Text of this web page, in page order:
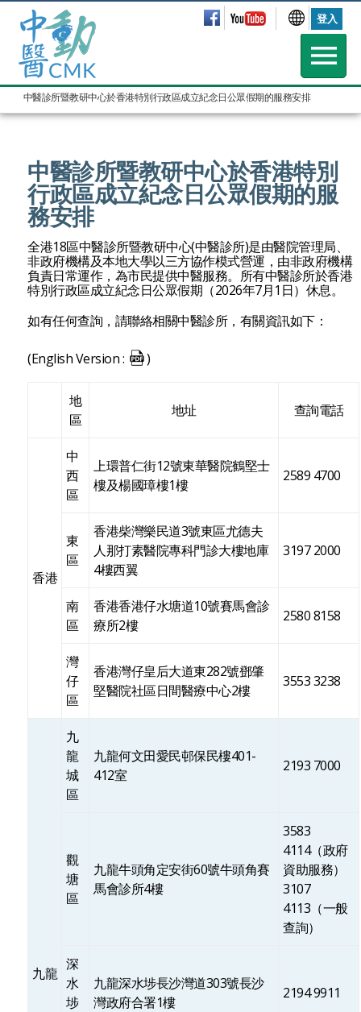
登入
中醫診所暨教研中心於香港特別行政區成立紀念日公眾假期的服務安排
中醫診所暨教研中心於香港特別
行政區成立紀念日公眾假期的服
務安排
全港18區中醫診所暨教研中心(中醫診所)是由醫院管理局、
非政府機構及本地大學以三方協作模式營運，由非政府機構
負責日常運作，為市民提供中醫服務。所有中醫診所於香港
特別行政區成立紀念日公眾假期 （2026年7月1日）休息。
如有任何查詢，請聯絡相關中醫診所，有關資訊如下：
(English Version : )
地
區
地址 查詢電話
香港
中
西
區
上環普仁街12號東華醫院鶴堅士
樓及楊國璋樓1樓
2589 4700
東
區
香港柴灣樂民道3號東區尤德夫
人那打素醫院專科門診大樓地庫
4樓西翼
3197 2000
南
區
香港香港仔水塘道10號賽馬會診
療所2樓
2580 8158
灣
仔
區
香港灣仔皇后大道東282號鄧肇
堅醫院社區日間醫療中心2樓
3553 3238
九龍
九
龍
城
區
九龍何文田愛民邨保民樓401-
412室
2193 7000
觀
塘
區
九龍牛頭角定安街60號牛頭角賽
馬會診所4樓
3583
4114（政府
資助服務）
3107
4113（一般
查詢）
深
水
埗
九龍深水埗長沙灣道303號長沙
灣政府合署1樓
2194 9911